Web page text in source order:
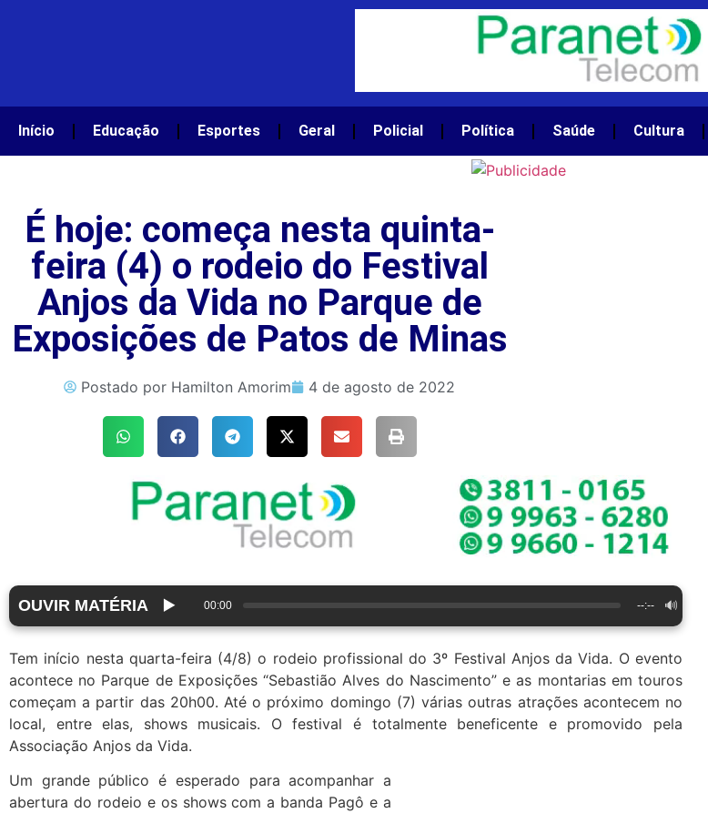
Início Educação Esportes Geral Policial Política Saúde Cultura
É hoje: começa nesta quinta-
feira (4) o rodeio do Festival
Anjos da Vida no Parque de
Exposições de Patos de Minas
Postado por Hamilton Amorim 4 de agosto de 2022
OUVIR MATÉRIA ▶️ 00:00 --:-- 🔊
Tem início nesta quarta-feira (4/8) o rodeio profissional do 3º Festival Anjos da Vida. O evento
acontece no Parque de Exposições “Sebastião Alves do Nascimento” e as montarias em touros
começam a partir das 20h00. Até o próximo domingo (7) várias outras atrações acontecem no
local, entre elas, shows musicais. O festival é totalmente beneficente e promovido pela
Associação Anjos da Vida.
Um grande público é esperado para acompanhar a
abertura do rodeio e os shows com a banda Pagô e a